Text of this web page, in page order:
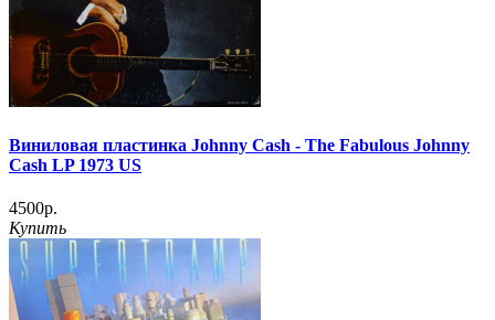
Виниловая пластинка Johnny Cash - The Fabulous Johnny
Cash LP 1973 US
4500р.
Купить